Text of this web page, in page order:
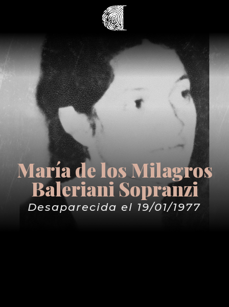
María de los Milagros
Baleriani Sopranzi
Desaparecida el 19/01/1977